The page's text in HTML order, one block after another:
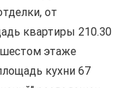
от
квартиры 210.30
этаже
кухни 67